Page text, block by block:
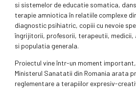
si sistemelor de educatie somatica,
terapie amniotica în relatiile complexe
diagnostic psihiatric, copiii cu nevoie
îngrijitorii, profesorii, terapeutii,
si populatia generala.
Proiectul vine într-un moment important,
Ministerul Sanatatii din Romania arata
reglementare a terapiilor expresiv-